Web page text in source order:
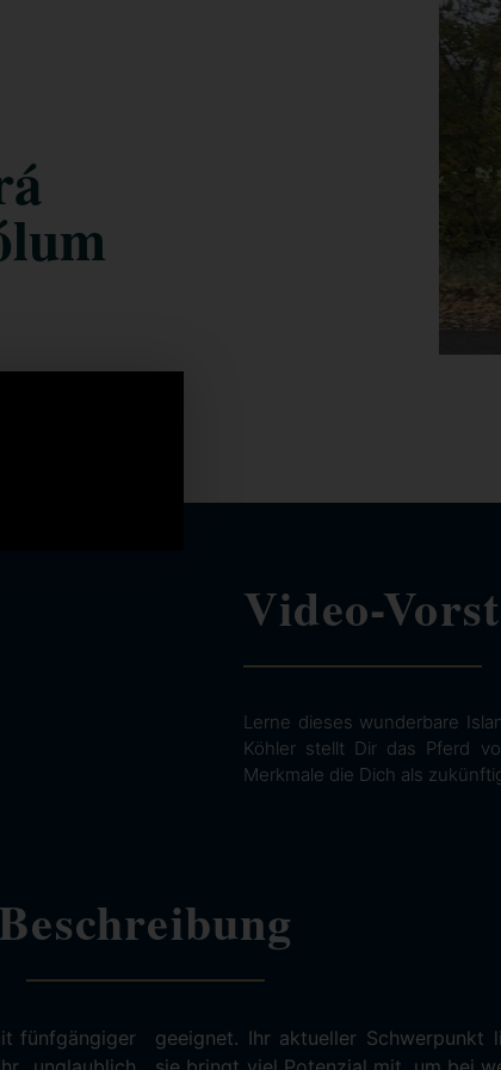
Video-
Lerne dieses wunderbare
Köhler stellt Dir das Pferd
Merkmale die Dich als
Beschreibung
fünfgängiger
T4, doch